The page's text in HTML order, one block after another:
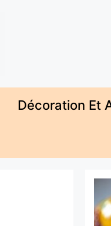
Décoration Et